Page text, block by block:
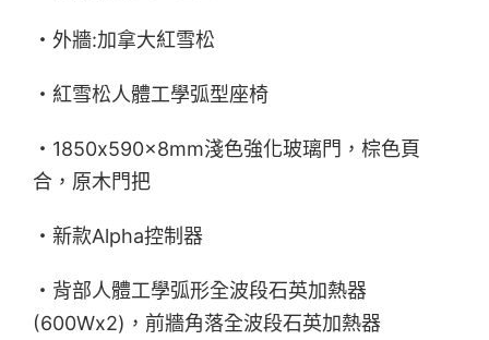
・外牆:加拿大紅雪松
・紅雪松人體工學弧型座椅
・1850x590x8mm淺色強化玻璃門，棕色頁
合，原木門把
・新款Alpha控制器
・背部人體工學弧形全波段石英加熱器
(600Wx2)，前牆角落全波段石英加熱器